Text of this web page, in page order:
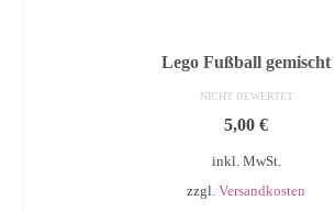
Lego Fußball gemischt
NICHT BEWERTET
5,00 €
inkl. MwSt.
zzgl. Versandkosten